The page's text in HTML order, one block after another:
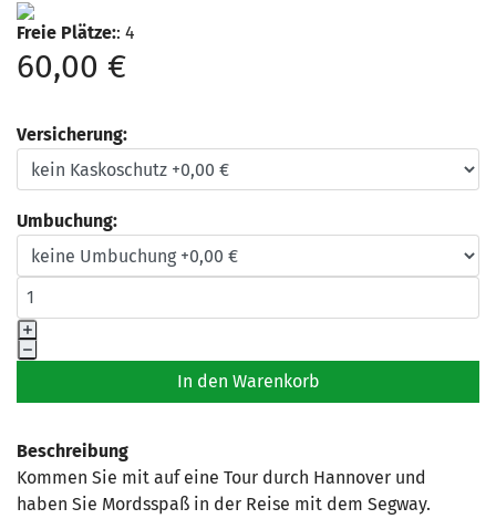
Freie Plätze:: 4
60,00 €
Versicherung:
Umbuchung:
Beschreibung
Kommen Sie mit auf eine Tour durch Hannover und
haben Sie Mordsspaß in der Reise mit dem Segway.